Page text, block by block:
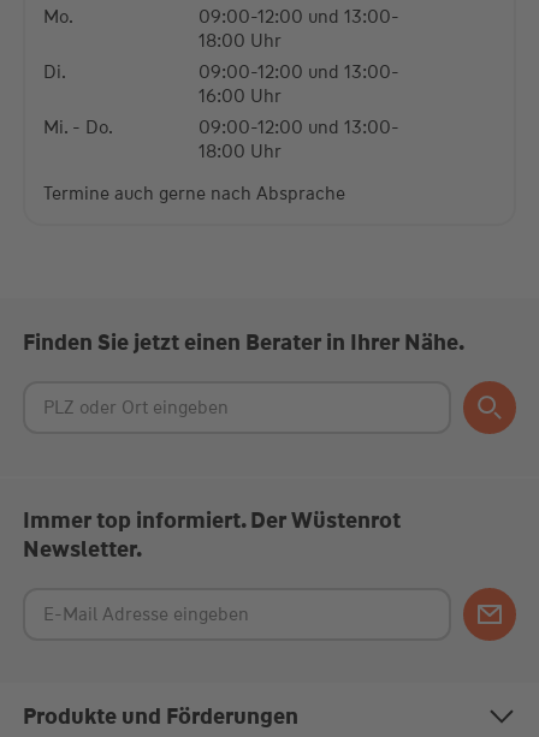
Mo.
09:00-12:00 und 13:00-
18:00 Uhr
Di.
09:00-12:00 und 13:00-
16:00 Uhr
Mi. - Do.
09:00-12:00 und 13:00-
18:00 Uhr
Termine auch gerne nach Absprache
Finden Sie jetzt einen Berater in Ihrer Nähe.
Immer top informiert. Der Wüstenrot
Newsletter.
Produkte und Förderungen